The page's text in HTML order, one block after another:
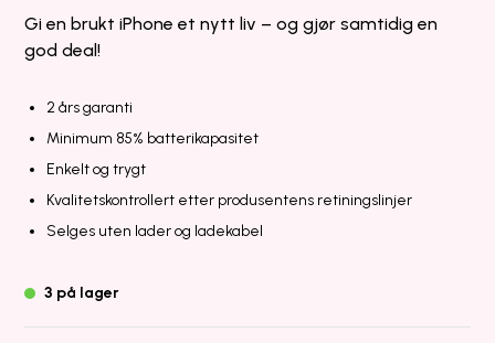
Gi en brukt iPhone et nytt liv – og gjør samtidig en
god deal!
2 års garanti
Minimum 85% batterikapasitet
Enkelt og trygt
Kvalitetskontrollert etter produsentens retiningslinjer
Selges uten lader og ladekabel
3 på lager